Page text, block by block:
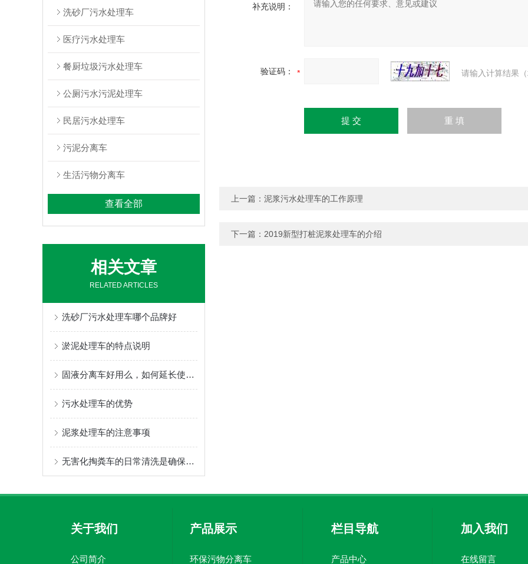
洗砂厂污水处理车
医疗污水处理车
餐厨垃圾污水处理车
公厕污水污泥处理车
民居污水处理车
污泥分离车
生活污物分离车
查看全部
相关文章
RELATED ARTICLES
洗砂厂污水处理车哪个品牌好
淤泥处理车的特点说明
固液分离车好用么，如何延长使用寿命
污水处理车的优势
泥浆处理车的注意事项
无害化掏粪车的日常清洗是确保车辆卫生和性能良好的重要步骤
补充说明：
验证码： 请输入计算结果
上一篇： 泥浆污水处理车的工作原理
下一篇： 2019新型打桩泥浆处理车的介绍
关于我们
公司简介
产品展示
环保污物分离车
栏目导航
产品中心
加入我们
在线留言